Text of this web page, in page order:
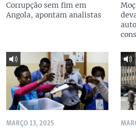
Corrupção sem fim em
Angola, apontam analistas
MARÇO 13, 2025